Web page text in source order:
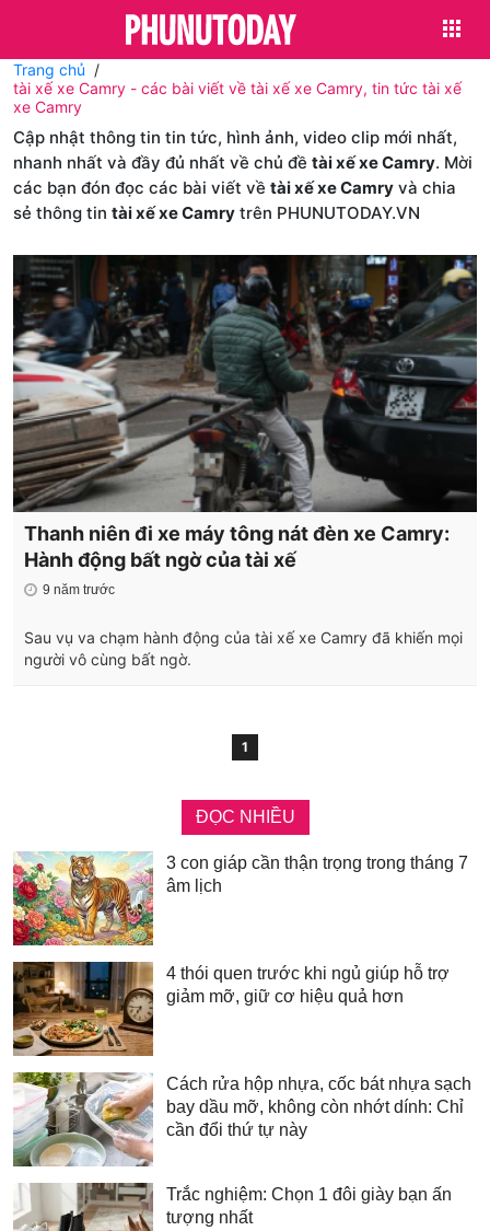
Trang chủ
tài xế xe Camry - các bài viết về tài xế xe Camry, tin tức tài xế
xe Camry
Cập nhật thông tin tin tức, hình ảnh, video clip mới nhất,
nhanh nhất và đầy đủ nhất về chủ đề tài xế xe Camry. Mời
các bạn đón đọc các bài viết về tài xế xe Camry và chia
sẻ thông tin tài xế xe Camry trên PHUNUTODAY.VN
Thanh niên đi xe máy tông nát đèn xe Camry:
Hành động bất ngờ của tài xế
9 năm trước
Sau vụ va chạm hành động của tài xế xe Camry đã khiến mọi
người vô cùng bất ngờ.
1
ĐỌC NHIỀU
3 con giáp cần thận trọng trong tháng 7
âm lịch
4 thói quen trước khi ngủ giúp hỗ trợ
giảm mỡ, giữ cơ hiệu quả hơn
Cách rửa hộp nhựa, cốc bát nhựa sạch
bay dầu mỡ, không còn nhớt dính: Chỉ
cần đổi thứ tự này
Trắc nghiệm: Chọn 1 đôi giày bạn ấn
tượng nhất